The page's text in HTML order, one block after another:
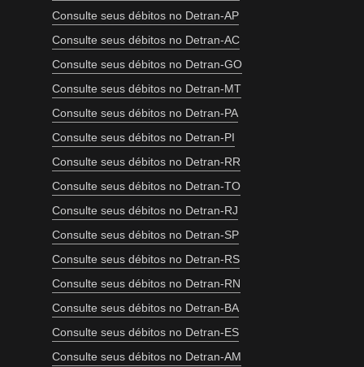
Consulte seus débitos no Detran-AP
Consulte seus débitos no Detran-AC
Consulte seus débitos no Detran-GO
Consulte seus débitos no Detran-MT
Consulte seus débitos no Detran-PA
Consulte seus débitos no Detran-PI
Consulte seus débitos no Detran-RR
Consulte seus débitos no Detran-TO
Consulte seus débitos no Detran-RJ
Consulte seus débitos no Detran-SP
Consulte seus débitos no Detran-RS
Consulte seus débitos no Detran-RN
Consulte seus débitos no Detran-BA
Consulte seus débitos no Detran-ES
Consulte seus débitos no Detran-AM